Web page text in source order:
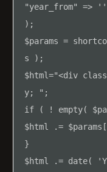
"year_from" => ''
);
$params =
s );
$html="<div
y; ";
if ( ! empty(
$html .=
}
$html .=